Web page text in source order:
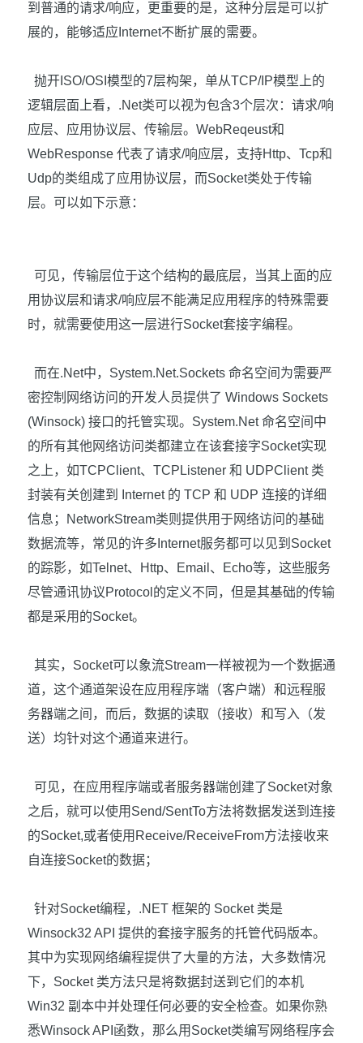
到普通的请求/响应，更重要的是，这种分层是可以扩
展的，能够适应 Internet不断扩展的需要。
抛开 ISO/OSI 模型的7层构架，单从TCP/IP模型上的
逻辑层面上看， .Net类可以视为包含3个层次：请求/响
应层、应用协议层、传输层。 WebReqeust和
WebResponse 代表了请求/响应层，支持Http、 Tcp和
Udp的类组成了应用协议层，而Socket类处于传输
层。可以如下示意：
可见，传输层位于这个结构的最底层，当其上面的应
用协议层和请求/响应层不能满足应用程序的特殊需要
时，就需要使用这一层进行Socket套接字编程。
而在.Net中， System.Net.Sockets 命名空间为需要严
密控制网络访问的开发人员提供了 Windows Sockets
(Winsock) 接口的托管实现。 System.Net命名空间中
的所有其他网络访问类都建立在该套接字Socket实现
之上，如TCPClient、 TCPListener 和 UDPClient 类
封装有关创建到
Internet 的 TCP 和 UDP 连接的详细
信息；
NetworkStream类则提供用于网络访问的基础
数据流等，常见的许多 Internet服务都可以见到 Socket
的踪影，如Telnet、 Http、 Email 、 Echo等，这些服务
尽管通讯协议Protocol 的定义不同，但是其基础的传输
都是采用的Socket。
其实， Socket可以象流Stream一样被视为一个数据通
道，这个通道架设在应用程序端（客户端）和远程服
务器端之间，而后，数据的读取（接收）和写入（发
送）均针对这个通道来进行。
可见，在应用程序端或者服务器端创建了Socket对象
之后，就可以使用 Send/SentTo方法将数据发送到连接
的Socket,或者使用 Receive/ReceiveFrom方法接收来
自连接Socket的数据；
针对Socket编程， .NET 框架的 Socket 类是
Winsock32 API 提供的套接字服务的托管代码版本。
其中为实现网络编程提供了大量的方法，大多数情况
下， Socket 类方法只是将数据封送到它们的本机
Win32 副本中并处理任何必要的安全检查。如果你熟
悉Winsock API 函数，那么用 Socket类编写网络程序会